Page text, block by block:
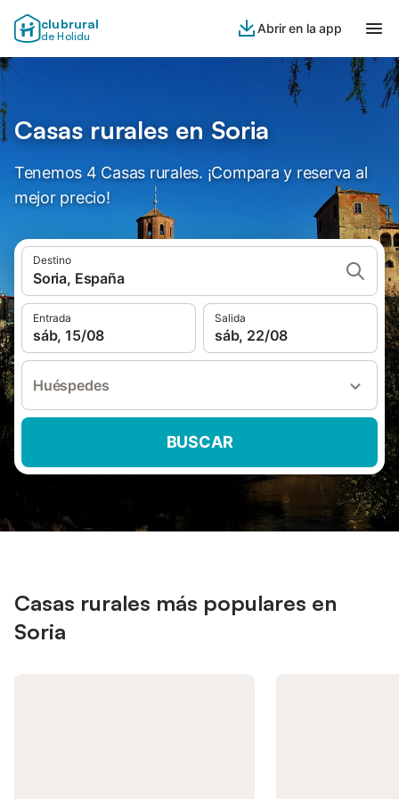
clubrural
de Holidu
Abrir en la app
Casas rurales en Soria
Tenemos 4 Casas rurales. ¡Compara y reserva al
mejor precio!
Destino
Soria, España
Entrada
sáb, 15/08
Salida
sáb, 22/08
Huéspedes
BUSCAR
Casas rurales más populares en
Soria